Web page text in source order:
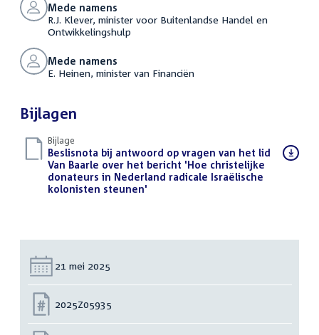
Mede namens
R.J. Klever, minister voor Buitenlandse Handel en
Ontwikkelingshulp
Mede namens
E. Heinen, minister van Financiën
Bijlagen
Bijlage
Download
bestand:
Beslisnota bij antwoord op vragen van het lid
Van Baarle over het bericht 'Hoe christelijke
donateurs in Nederland radicale Israëlische
kolonisten steunen'
Datum:
21 mei 2025
Nummer:
2025Z05935